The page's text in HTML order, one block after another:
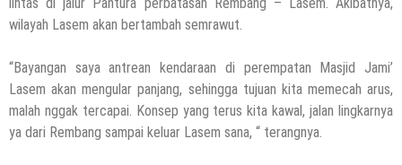
wilayah Lasem akan bertambah semrawut.
“Bayangan saya antrean kendaraan di perempatan Masjid Jami’
Lasem akan mengular panjang, sehingga tujuan kita memecah arus,
malah nggak tercapai. Konsep yang terus kita kawal, jalan lingkarnya
ya dari Rembang sampai keluar Lasem sana, “ terangnya.